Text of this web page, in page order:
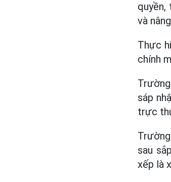
và
Thực
chính
sáp
trực
sau
xếp là